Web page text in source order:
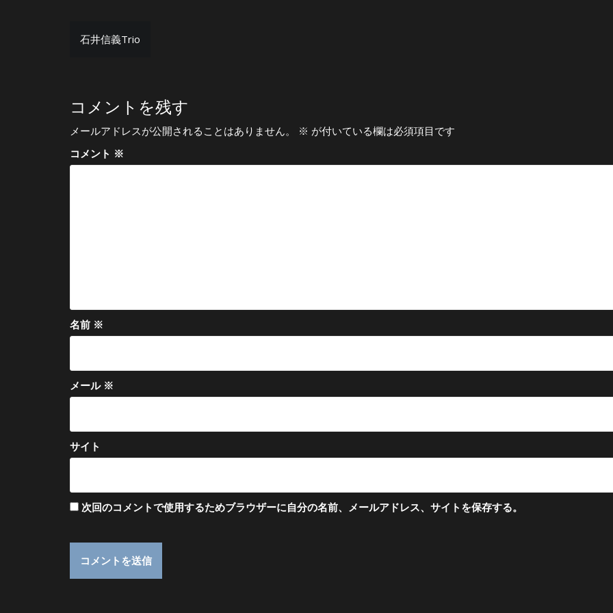
投
ビ
ゲ
ー
シ
石井信義Trio
コメントを残す
メールアドレスが公開されることはありません。 ※ が付いている欄は必須項目です
コメント ※
名前 ※
メール ※
サイト
次回のコメントで使用するためブラウザーに自分の名前、メールアドレス、サイトを保存する。